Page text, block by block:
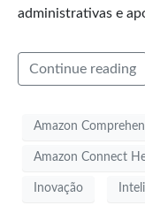
administrativas e
Continue reading
Amazon
Amazon Connect
Inovação